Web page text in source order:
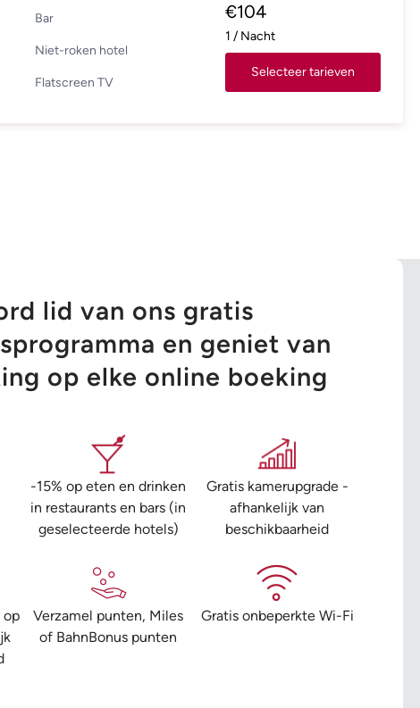
Bar
Niet-roken hotel
Flatscreen TV
€104
1 / Nacht
Selecteer tarieven
lid van ons gratis
en geniet van
op elke online boeking
-15% op eten en drinken
in restaurants en bars (in
geselecteerde hotels)
Gratis kamerupgrade -
afhankelijk van
beschikbaarheid
op
Verzamel punten, Miles
of BahnBonus punten
Gratis onbeperkte Wi-Fi